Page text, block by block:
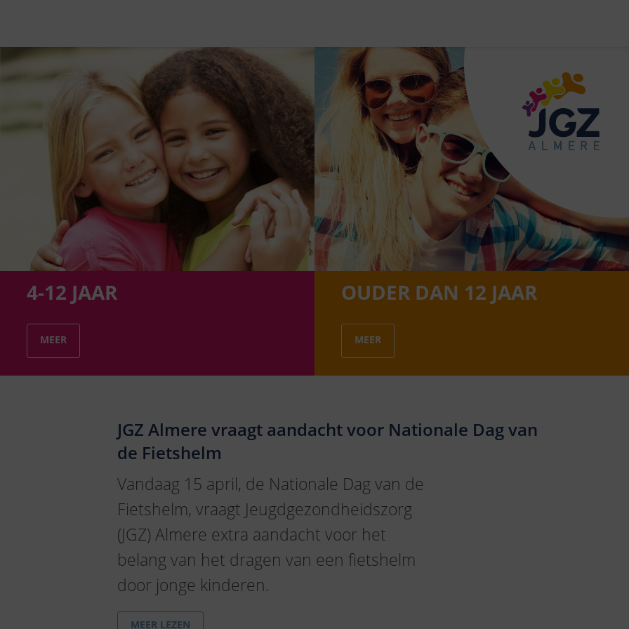
4-12 JAAR
MEER
OUDER DAN 12 JAAR
MEER
JGZ Almere vraagt aandacht voor Nationale Dag van
de Fietshelm
Vandaag 15 april, de Nationale Dag van de
Fietshelm, vraagt Jeugdgezondheidszorg
(JGZ) Almere extra aandacht voor het
belang van het dragen van een fietshelm
door jonge kinderen.
MEER LEZEN